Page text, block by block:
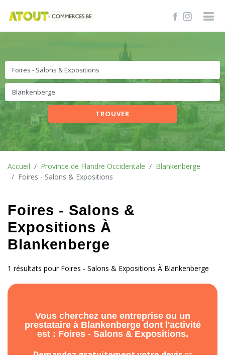
TROUVER
Accueil Province de Flandre Occidentale
Blankenberge
Foires - Salons & Expositions
Foires - Salons &
Expositions À
Blankenberge
1 résultats pour Foires - Salons & Expositions À Blankenberge
Vous cherchez une entreprise ou un
prestataire à Blankenberge dont l'activité
est : Foires - Salons & Expositions.